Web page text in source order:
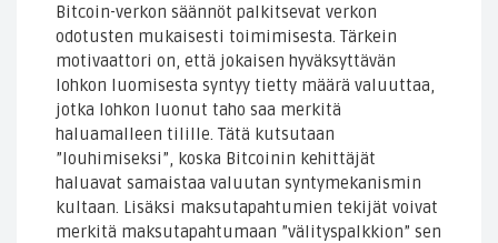
Bitcoin-verkon säännöt palkitsevat verkon
odotusten mukaisesti toimimisesta. Tärkein
motivaattori on, että jokaisen hyväksyttävän
lohkon luomisesta syntyy tietty määrä valuuttaa,
jotka lohkon luonut taho saa merkitä
haluamalleen tilille. Tätä kutsutaan
”louhimiseksi”, koska Bitcoinin kehittäjät
haluavat samaistaa valuutan syntymekanismin
kultaan. Lisäksi maksutapahtumien tekijät voivat
merkitä maksutapahtumaan ”välityspalkkion” sen